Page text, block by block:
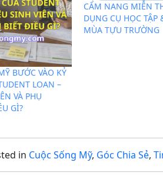
BƯỚC VÀO KỶ
LOAN –
VÀ PHỤ
GÌ?
CẨM NANG MIỄN
DỤNG CỤ HỌC TẬP
MÙA TỰU TRƯỜNG
in Cuộc Sống Mỹ, Góc Chia Sẻ,